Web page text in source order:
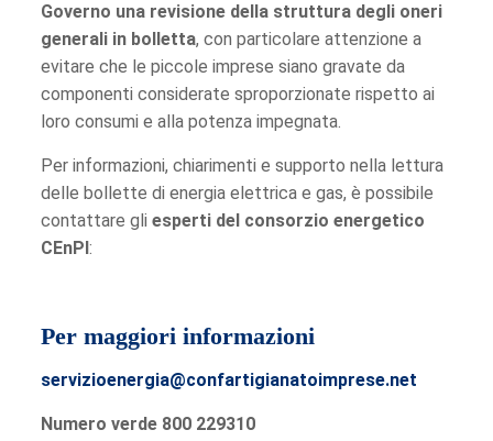
Governo una revisione della struttura degli oneri
generali in bolletta, con particolare attenzione a
evitare che le piccole imprese siano gravate da
componenti considerate sproporzionate rispetto ai
loro consumi e alla potenza impegnata.
Per informazioni, chiarimenti e supporto nella lettura
delle bollette di energia elettrica e gas, è possibile
contattare gli esperti del consorzio energetico
CEnPI:
Per maggiori informazioni
servizioenergia@confartigianatoimprese.net
Numero verde 800 229310